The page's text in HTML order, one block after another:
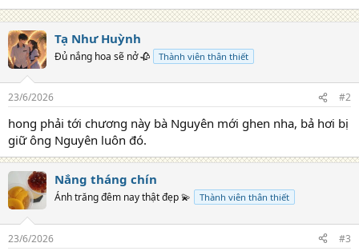
Tạ Như Huỳnh
Đủ nắng hoa sẽ nở 🥀 Thành viên thân thiết
23/6/2026 #2
hong phải tới chương này bà Nguyên mới ghen nha, bả hơi bị
giữ ông Nguyên luôn đó.
Nắng tháng chín
Ánh trăng đêm nay thật đẹp 💫 Thành viên thân thiết
23/6/2026 #3